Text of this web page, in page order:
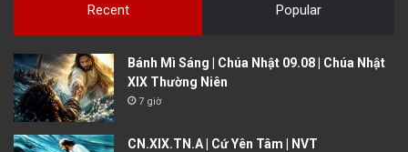
Recent Popular
Bánh Mì Sáng | Chúa Nhật 09.08 | Chúa Nhật
XIX Thường Niên
7 giờ
CN.XIX.TN.A | Cứ Yên Tâm | NVT